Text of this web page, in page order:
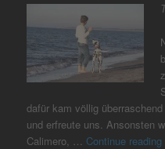
dafür kam völlig
und erfreute uns. Ansonsten
Calimero, … Continue reading